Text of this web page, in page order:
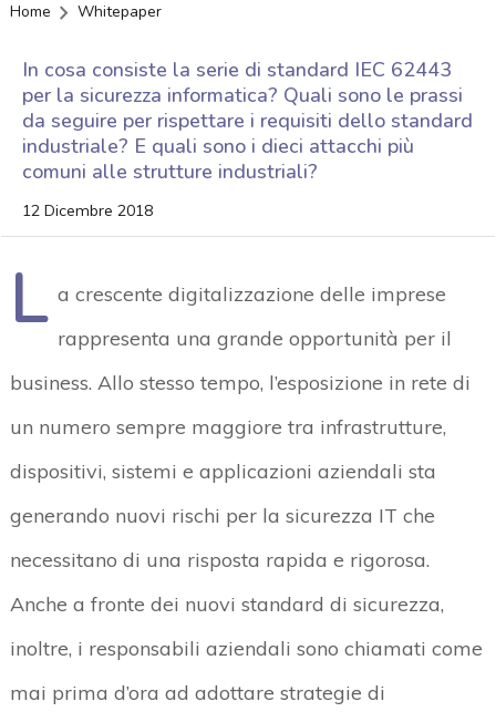
Home Whitepaper
In cosa consiste la serie di standard IEC 62443
per la sicurezza informatica? Quali sono le prassi
da seguire per rispettare i requisiti dello standard
industriale? E quali sono i dieci attacchi più
comuni alle strutture industriali?
12 Dicembre 2018
L a crescente digitalizzazione delle imprese
rappresenta una grande opportunità per il
business. Allo stesso tempo, l’esposizione in rete di
un numero sempre maggiore tra infrastrutture,
dispositivi, sistemi e applicazioni aziendali sta
generando nuovi rischi per la sicurezza IT che
necessitano di una risposta rapida e rigorosa.
Anche a fronte dei nuovi standard di sicurezza,
inoltre, i responsabili aziendali sono chiamati come
mai prima d’ora ad adottare strategie di